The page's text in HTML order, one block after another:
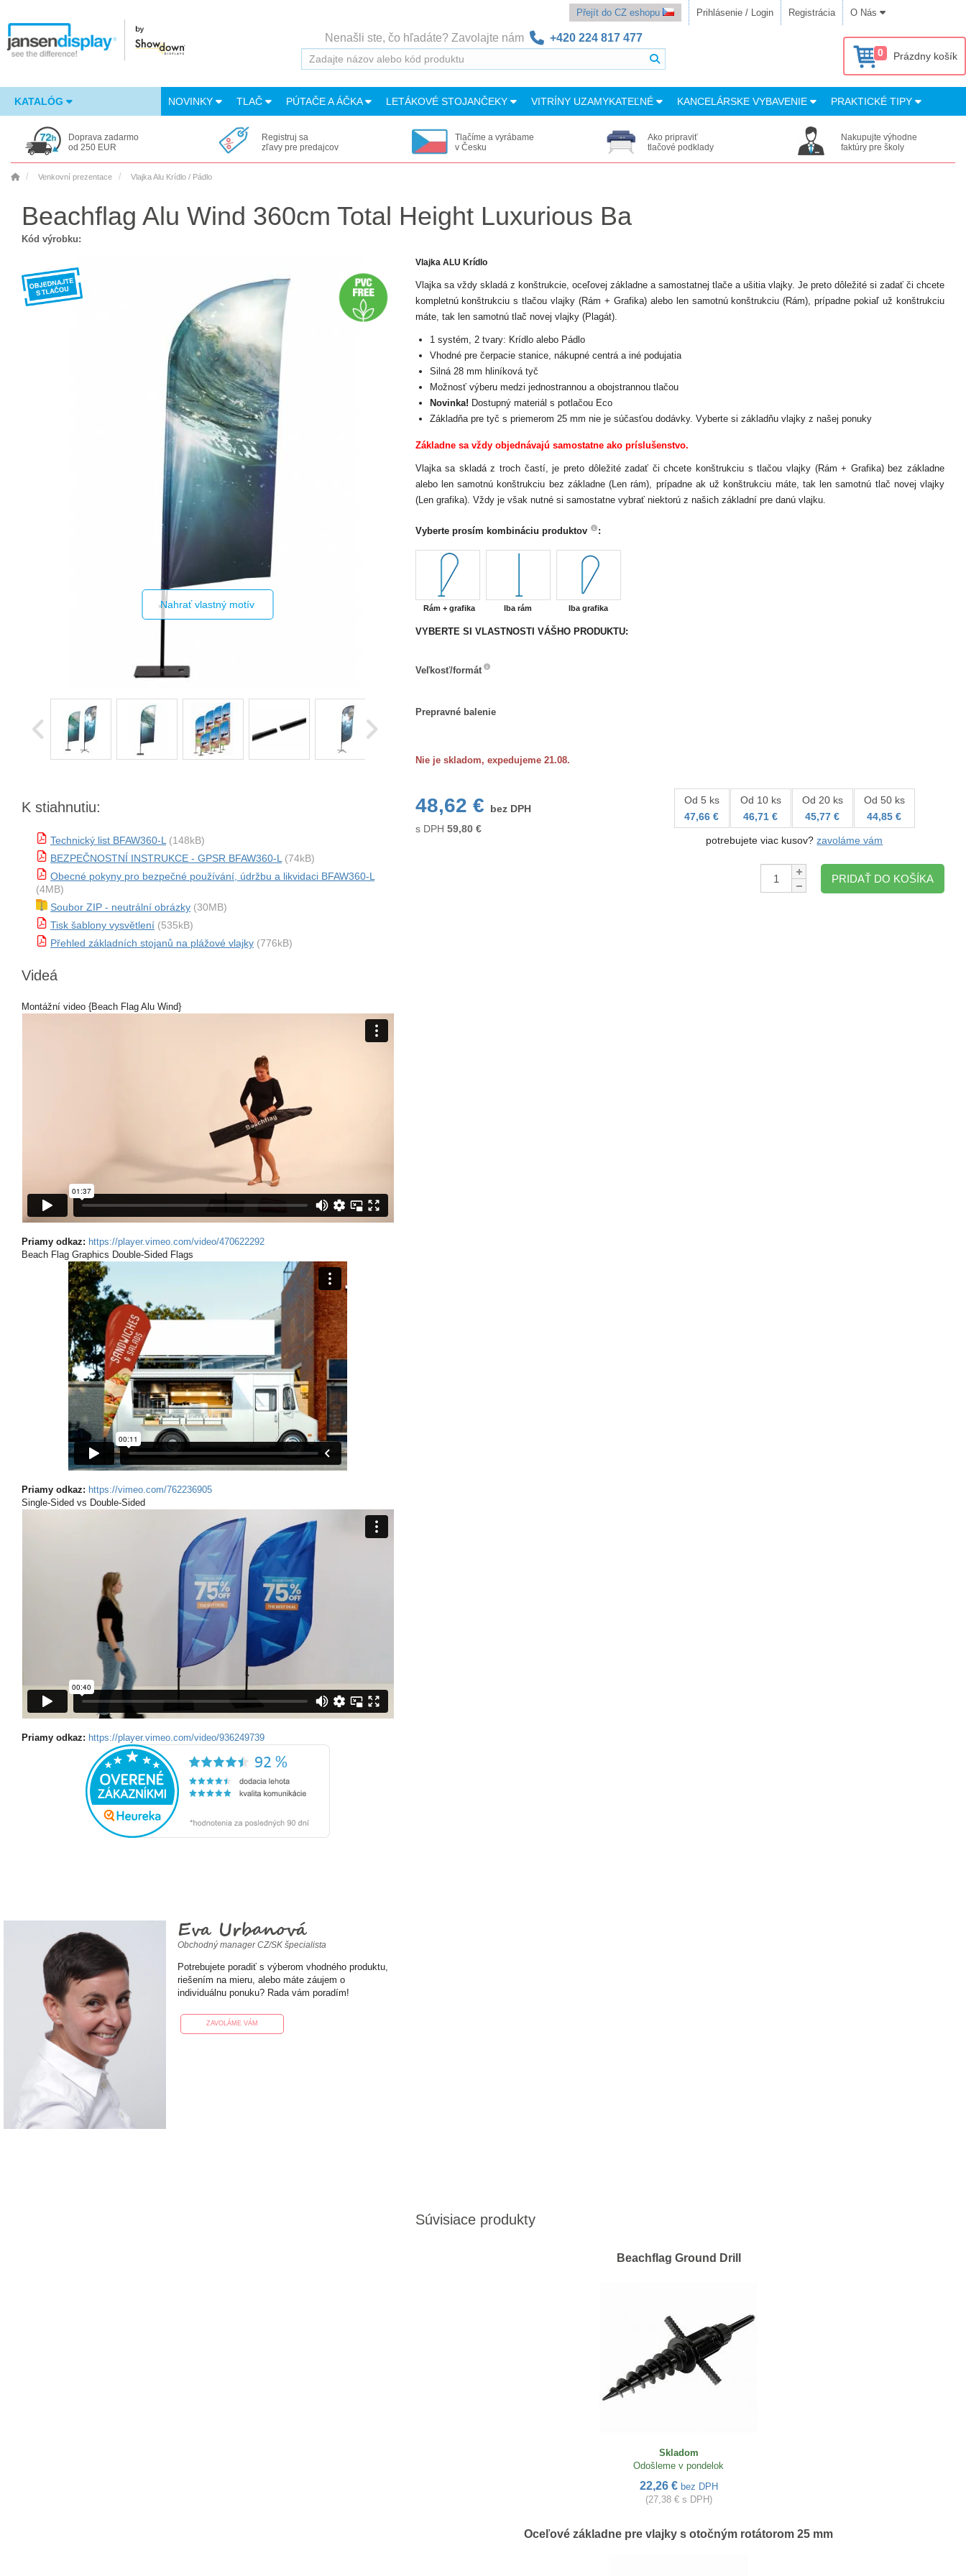
Přejít do CZ eshopu Prihlásenie / Login Registrácia O Nás
Nenašli ste, čo hľadáte? Zavolajte nám +420 224 817 477
0 Prázdny košík
KATALÓG NOVINKY TLAČ PÚTAČE A ÁČKA LETÁKOVÉ STOJANČEKY VITRÍNY UZAMYKATEĽNÉ KANCELÁRSKE VYBAVENIE PRAKTICKÉ TIPY
Doprava zadarmo
od 250 EUR
Registruj sa
zľavy pre predajcov
Tlačíme a vyrábame
v Česku
Ako pripraviť
tlačové podklady
Nakupujte výhodne
faktúry pre školy
Venkovní prezentace Vlajka Alu Krídlo / Pádlo
Beachflag Alu Wind 360cm Total Height Luxurious Ba
Kód výrobku:
Nahrať vlastný motív
K stiahnutiu:
Technický list BFAW360-L (148kB)
BEZPEČNOSTNÍ INSTRUKCE - GPSR BFAW360-L (74kB)
Obecné pokyny pro bezpečné používání, údržbu a likvidaci BFAW360-L
(4MB)
Soubor ZIP - neutrální obrázky (30MB)
Tisk šablony vysvětlení (535kB)
Přehled základních stojanů na plážové vlajky (776kB)
Videá
Montážní video {Beach Flag Alu Wind}
Priamy odkaz: https://player.vimeo.com/video/470622292
Beach Flag Graphics Double-Sided Flags
Priamy odkaz: https://vimeo.com/762236905
Single-Sided vs Double-Sided
Priamy odkaz: https://player.vimeo.com/video/936249739
Eva Urbanová
Obchodný manager CZ/SK špecialista
Potrebujete poradiť s výberom vhodného produktu,
riešením na mieru, alebo máte záujem o
individuálnu ponuku? Rada vám poradím!
ZAVOLÁME VÁM
Vlajka ALU Krídlo
Vlajka sa vždy skladá z konštrukcie, oceľovej základne a samostatnej tlače a ušitia vlajky. Je preto dôležité si zadať či chcete
kompletnú konštrukciu s tlačou vlajky (Rám + Grafika) alebo len samotnú konštrukciu (Rám), prípadne pokiaľ už konštrukciu
máte, tak len samotnú tlač novej vlajky (Plagát).
1 systém, 2 tvary: Krídlo alebo Pádlo
Vhodné pre čerpacie stanice, nákupné centrá a iné podujatia
Silná 28 mm hliníková tyč
Možnosť výberu medzi jednostrannou a obojstrannou tlačou
Novinka! Dostupný materiál s potlačou Eco
Základňa pre tyč s priemerom 25 mm nie je súčasťou dodávky. Vyberte si základňu vlajky z našej ponuky
Základne sa vždy objednávajú samostatne ako príslušenstvo.
Vlajka sa skladá z troch častí, je preto dôležité zadať či chcete konštrukciu s tlačou vlajky (Rám + Grafika) bez základne
alebo len samotnú konštrukciu bez základne (Len rám), prípadne ak už konštrukciu máte, tak len samotnú tlač novej vlajky
(Len grafika). Vždy je však nutné si samostatne vybrať niektorú z našich základní pre danú vlajku.
Vyberte prosím kombináciu produktov :
Rám + grafika Iba rám Iba grafika
VYBERTE SI VLASTNOSTI VÁŠHO PRODUKTU:
Veľkosť/formát
Prepravné balenie
Nie je skladom, expedujeme 21.08.
48,62 €
bez DPH
s DPH 59,80€
Od 5 ks
47,66 €
Od 10 ks
46,71 €
Od 20 ks
45,77 €
Od 50 ks
44,85 €
potrebujete viac kusov?zavoláme vám
Množstvo:
PRIDAŤ DO KOŠÍKA
Súvisiace produkty
Beachflag Ground Drill
Skladom
Odošleme v pondelok
22,26 € bez DPH
(27,38 € s DPH)
Oceľové základne pre vlajky s otočným rotátorom 25 mm